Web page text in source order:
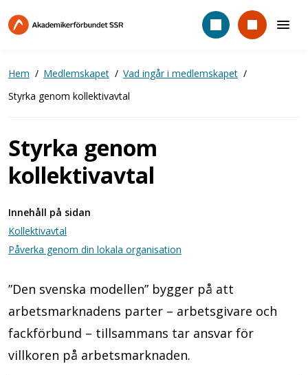
till
Hem Medlemskapet
Vad ingår i medlemskapet
Styrka genom kollektivavtal
Styrka genom
kollektivavtal
Innehåll på sidan
Kollektivavtal
Påverka genom din lokala organisation
”Den svenska modellen” bygger på att
arbetsmarknadens parter – arbetsgivare och
fackförbund – tillsammans tar ansvar för
villkoren på arbetsmarknaden.